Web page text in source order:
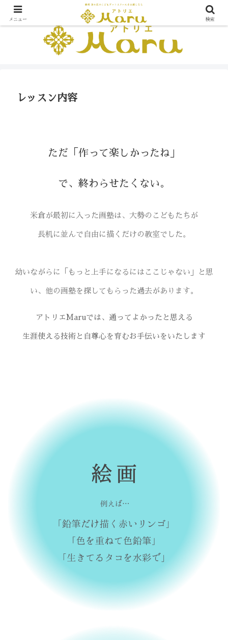
レッスン内容
ただ「作って楽しかったね」
で、終わらせたくない。
米倉が最初に入った画塾は、大勢のこどもたちが
長机に並んで自由に描くだけの教室でした。
幼いながらに「もっと上手になるにはここじゃない」と思
い、他の画塾を探してもらった過去があります。
アトリエMaruでは、通ってよかったと思える
生涯使える技術と自尊心を育むお手伝いをいたします
メニュー 検索